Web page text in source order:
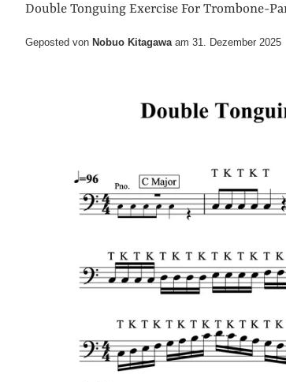
Double Tonguing Exercise For
Geposted von Nobuo Kitagawa am 31. Dezember 2025